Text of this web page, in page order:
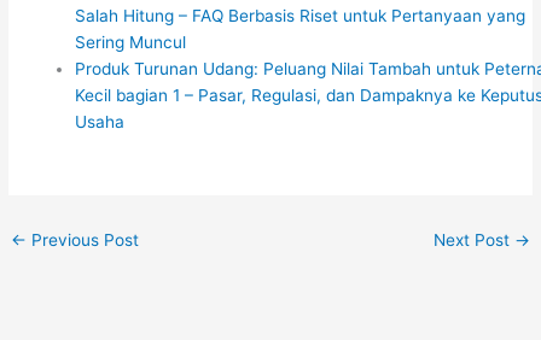
Salah Hitung – FAQ Berbasis Riset untuk Pertanyaan yang
Sering Muncul
Produk Turunan Udang: Peluang Nilai Tambah untuk
Kecil bagian 1 – Pasar, Regulasi, dan Dampaknya ke
Usaha
← Previous Post Next Post →